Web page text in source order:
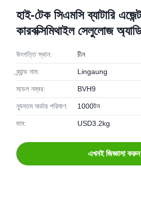
হাই-টেক সিএমসি ব্যাটারি
কারবক্সিমিথাইল সেলুলোজ
উৎপত্তি স্থান: চীন
ব্র্যান্ড নাম: Lingaung
মডেল নম্বর: BVH9
ন্যূনতম অর্ডার পরিমাণ: 1000টন
দাম: USD3.2kg
এখনই জিজ্ঞাসা করুন